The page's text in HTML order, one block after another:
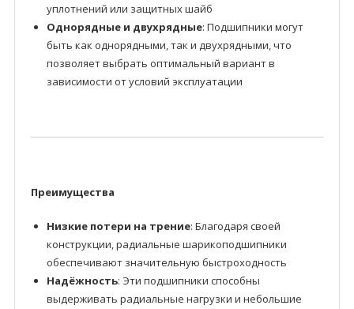
уплотнений или защитных шайб
Однорядные и двухрядные: Подшипники могут
быть как однорядными, так и двухрядными, что
позволяет выбрать оптимальный вариант в
зависимости от условий эксплуатации
Преимущества
Низкие потери на трение: Благодаря своей
конструкции, радиальные шарикоподшипники
обеспечивают значительную быстроходность
Надёжность: Эти подшипники способны
выдерживать радиальные нагрузки и небольшие